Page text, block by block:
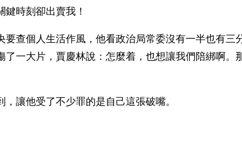
鍵時刻卻出賣我！
要查個人生活作風，他看政治局常委沒有一半也有三
了一大片，賈慶林說：怎麼着，也想讓我們陪綁啊。
，讓他受了不少罪的是自己這張破嘴。